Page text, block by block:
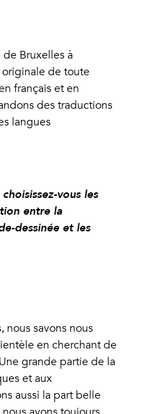
Bruxelles à
de toute
français et en
des traductions
langues
vous les
entre la
dessinée et les
nous savons nous
en cherchant de
grande partie de la
et aux
aussi la part belle